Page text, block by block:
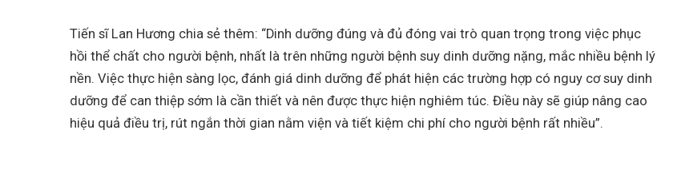
Tiến sĩ Lan Hương chia sẻ thêm: “Dinh dưỡng đúng và đủ đóng vai trò quan trọng trong việc phục
hồi thể chất cho người bệnh, nhất là trên những người bệnh suy dinh dưỡng nặng, mắc nhiều bệnh lý
nền. Việc thực hiện sàng lọc, đánh giá dinh dưỡng để phát hiện các trường hợp có nguy cơ suy dinh
dưỡng để can thiệp sớm là cần thiết và nên được thực hiện nghiêm túc. Điều này sẽ giúp nâng cao
hiệu quả điều trị, rút ngắn thời gian nằm viện và tiết kiệm chi phí cho người bệnh rất nhiều”.